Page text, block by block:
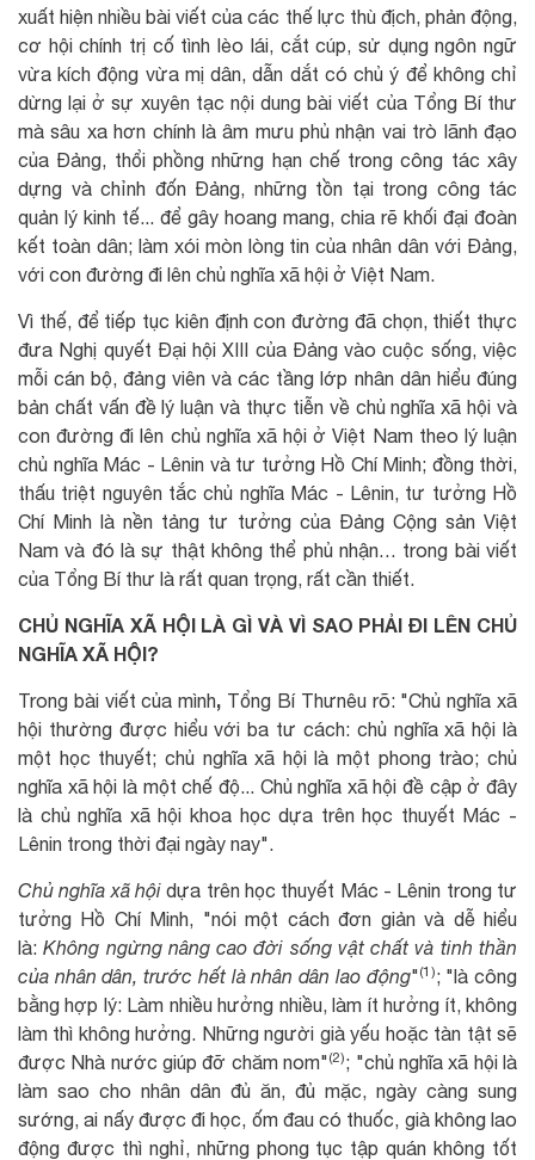
xuất hiện nhiều bài viết của các thế lực thù địch, phản động,
cơ hội chính trị cố tình lèo lái, cắt cúp, sử dụng ngôn ngữ
vừa kích động vừa mị dân, dẫn dắt có chủ ý để không chỉ
dừng lại ở sự xuyên tạc nội dung bài viết của Tổng Bí thư
mà sâu xa hơn chính là âm mưu phủ nhận vai trò lãnh đạo
của Đảng, thổi phồng những hạn chế trong công tác xây
dựng và chỉnh đốn Đảng, những tồn tại trong công tác
quản lý kinh tế... để gây hoang mang, chia rẽ khối đại đoàn
kết toàn dân; làm xói mòn lòng tin của nhân dân với Đảng,
với con đường đi lên chủ nghĩa xã hội ở Việt Nam.
Vì thế, để tiếp tục kiên định con đường đã chọn, thiết thực
đưa Nghị quyết Đại hội XIII của Đảng vào cuộc sống, việc
mỗi cán bộ, đảng viên và các tầng lớp nhân dân hiểu đúng
bản chất vấn đề lý luận và thực tiễn về chủ nghĩa xã hội và
con đường đi lên chủ nghĩa xã hội ở Việt Nam theo lý luận
chủ nghĩa Mác - Lênin và tư tưởng Hồ Chí Minh; đồng thời,
thấu triệt nguyên tắc chủ nghĩa Mác - Lênin, tư tưởng Hồ
Chí Minh là nền tảng tư tưởng của Đảng Cộng sản Việt
Nam và đó là sự thật không thể phủ nhận… trong bài viết
của Tổng Bí thư là rất quan trọng, rất cần thiết.
CHỦ NGHĨA XÃ HỘI LÀ GÌ VÀ VÌ SAO PHẢI ĐI LÊN CHỦ
NGHĨA XÃ HỘI?
Trong bài viết của mình, Tổng Bí Thưnêu rõ: "Chủ nghĩa xã
hội thường được hiểu với ba tư cách: chủ nghĩa xã hội là
một học thuyết; chủ nghĩa xã hội là một phong trào; chủ
nghĩa xã hội là một chế độ... Chủ nghĩa xã hội đề cập ở đây
là chủ nghĩa xã hội khoa học dựa trên học thuyết Mác -
Lênin trong thời đại ngày nay".
Chủ nghĩa xã hội dựa trên học thuyết Mác - Lênin trong tư
tưởng Hồ Chí Minh, "nói một cách đơn giản và dễ hiểu
là:Không ngừng nâng cao đời sống vật chất và tinh thần
của nhân dân, trước hết là nhân dân lao động"(1); "là công
bằng hợp lý: Làm nhiều hưởng nhiều, làm ít hưởng ít, không
làm thì không hưởng. Những người già yếu hoặc tàn tật sẽ
được Nhà nước giúp đỡ chăm nom"(2); "chủ nghĩa xã hội là
làm sao cho nhân dân đủ ăn, đủ mặc, ngày càng sung
sướng, ai nấy được đi học, ốm đau có thuốc, già không lao
động được thì nghỉ, những phong tục tập quán không tốt